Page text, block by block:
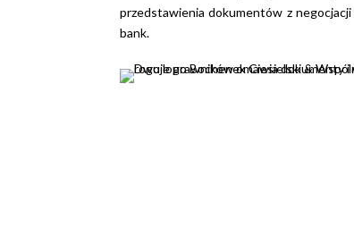
przedstawienia dokumentów z
bank.